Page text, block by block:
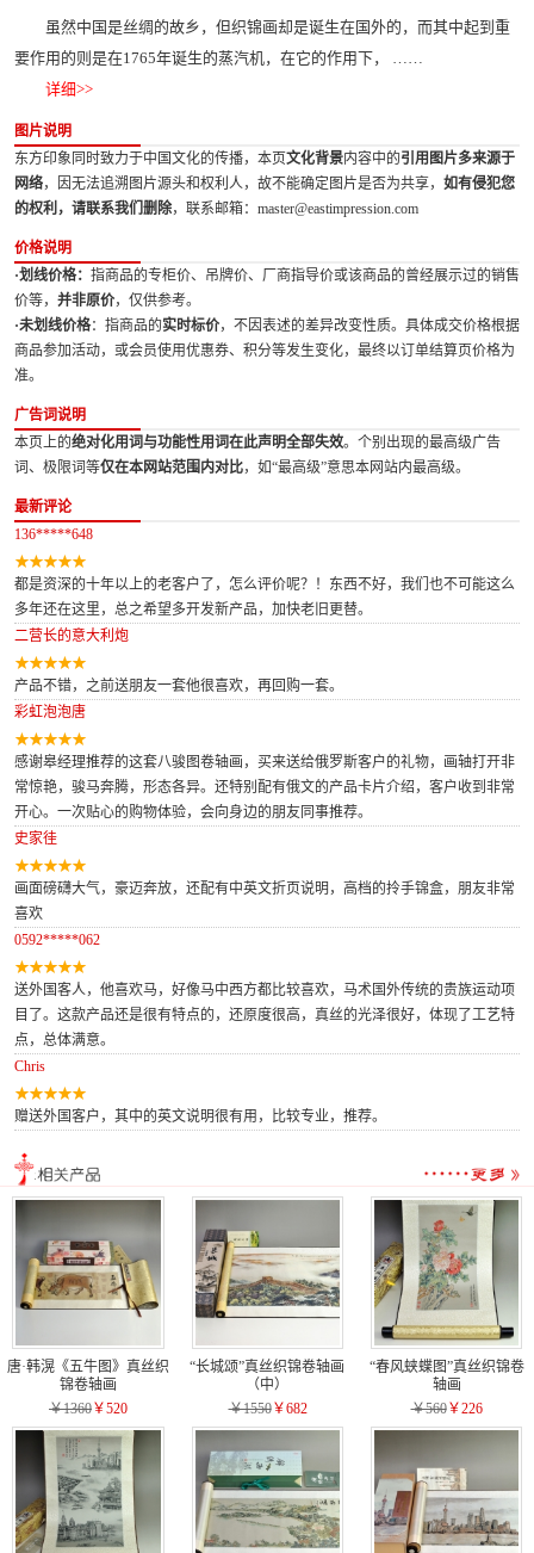
虽然中国是丝绸的故乡，但织锦画却是诞生在国外的，而其中起到重
要作用的则是在1765年诞生的蒸汽机，在它的作用下， ……
详细>>
图片说明
东方印象同时致力于中国文化的传播，本页文化背景内容中的引用图片多来源于
网络，因无法追溯图片源头和权利人，故不能确定图片是否为共享， 如有侵犯您
的权利，请联系我们删除，联系邮箱：master@eastimpression.com
价格说明
·划线价格： 指商品的专柜价、吊牌价、厂商指导价或该商品的曾经展示过的销售
价等， 并非原价，仅供参考。
·未划线价格：指商品的实时标价，不因表述的差异改变性质。具体成交价格根据
商品参加活动，或会员使用优惠券、积分等发生变化，最终以订单结算页价格为
准。
广告词说明
本页上的绝对化用词与功能性用词在此声明全部失效。个别出现的最高级广告
词、极限词等仅在本网站范围内对比，如“最高级”意思本网站内最高级。
最新评论
136*****648
都是资深的十年以上的老客户了，怎么评价呢？！东西不好，我们也不可能这么
多年还在这里，总之希望多开发新产品，加快老旧更替。
二营长的意大利炮
产品不错，之前送朋友一套他很喜欢，再回购一套。
彩虹泡泡唐
感谢皋经理推荐的这套八骏图卷轴画，买来送给俄罗斯客户的礼物，画轴打开非
常惊艳，骏马奔腾，形态各异。还特别配有俄文的产品卡片介绍，客户收到非常
开心。一次贴心的购物体验，会向身边的朋友同事推荐。
史家徍
画面磅礴大气，豪迈奔放，还配有中英文折页说明，高档的拎手锦盒，朋友非常
喜欢
0592*****062
送外国客人，他喜欢马，好像马中西方都比较喜欢，马术国外传统的贵族运动项
目了。这款产品还是很有特点的，还原度很高，真丝的光泽很好，体现了工艺特
点，总体满意。
Chris
赠送外国客户，其中的英文说明很有用，比较专业，推荐。
唐·韩滉《五牛图》真丝织
锦卷轴画
￥1360￥520
“长城颂”真丝织锦卷轴画
（中）
￥1550￥682
“春风蛱蝶图”真丝织锦卷
轴画
￥560￥226